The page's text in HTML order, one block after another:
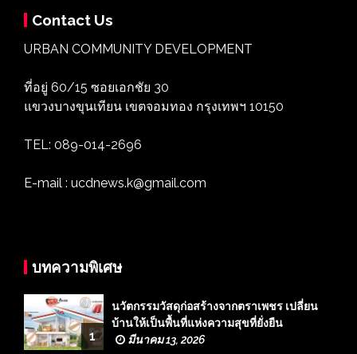
Contact Us
URBAN COMMUNITY DEVELOPMENT
ที่อยู่ 60/15 ซอยเอกชัย 30
แขวงบางขุนเทียน เขตจอมทอง กรุงเทพฯ 10150
TEL: 089-014-2696
E-mail : ucdnews.k@gmail.com
บทความพิเศษ
1
นวัตกรรมวัสดุก่อสร้างจากตราเพชร เปลี่ยน
บ้านให้เป็นพื้นที่แห่งความสุขที่ยั่งยืน
มีนาคม 13, 2026